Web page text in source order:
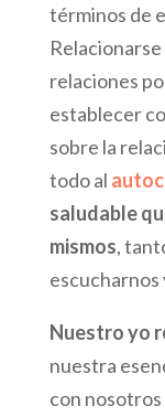
términos de
relaciones
establecer
sobre la
todo al
saludable
mismos,
Nuestro yo
nuestra
con nosotros